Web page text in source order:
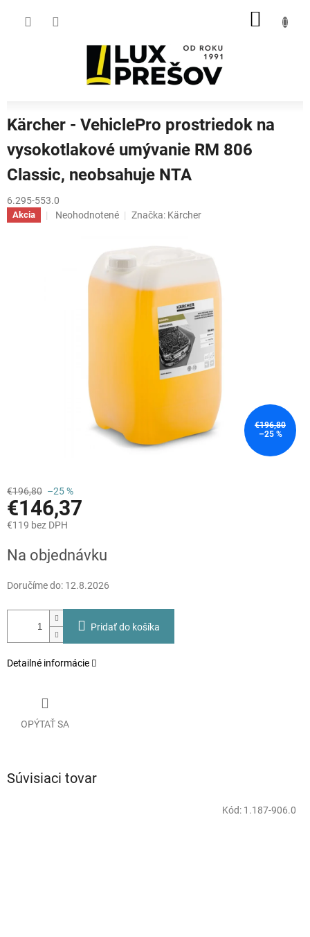
Kärcher - VehiclePro prostriedok na
vysokotlakové umývanie RM 806
Classic, neobsahuje NTA
6.295-553.0
Akcia
Priemerné
Neohodnotené Značka: Kärcher
€196,80
–25 %
€196,80 –25 %
€146,37
€119 bez DPH
cena:
Na objednávku
Doručíme do: 12.8.2026
Pridať do košíka
Detailné informácie
OPÝTAŤ SA
Súvisiaci tovar
Kód: 1.187-906.0